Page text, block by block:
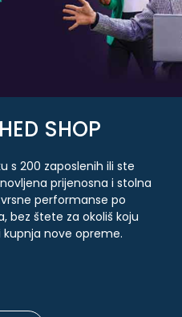
SHOP
s 200 zaposlenih ili ste
prijenosna i stolna
performanse po
bez štete za okoliš koju
kupnja nove opreme.